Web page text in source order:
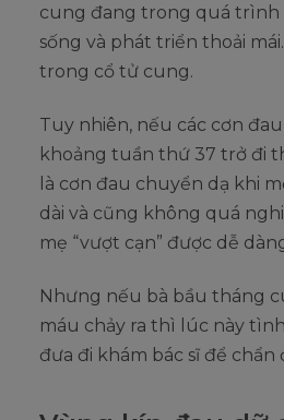
cung đang trong quá trình
sống và phát triển thoải
trong cổ tử cung.
Tuy nhiên, nếu các cơn
khoảng tuần thứ 37 trở đi
là cơn đau chuyển dạ khi
dài và cũng không quá
mẹ “vượt cạn” được dễ
Nhưng nếu bà bầu tháng
máu chảy ra thì lúc này
đưa đi khám bác sĩ để chẩn